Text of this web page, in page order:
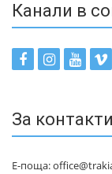
Канали в
За контакти
Е-поща: